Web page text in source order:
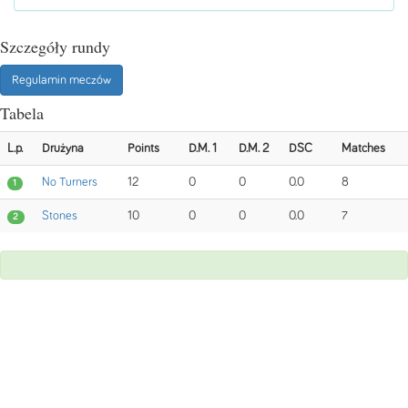
Szczegóły rundy
Regulamin meczów
Tabela
L.p. Drużyna Points D.M. 1 D.M. 2 DSC Matches
1 No Turners 12 0 0 0.0 8
2 Stones 10 0 0 0.0 7